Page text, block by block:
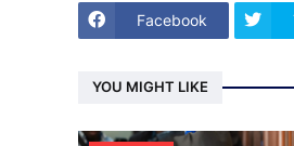
Facebook
YOU MIGHT LIKE